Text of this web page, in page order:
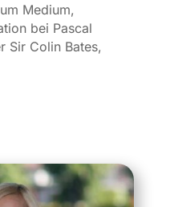
Medium,
bei Pascal
Sir Colin Bates,